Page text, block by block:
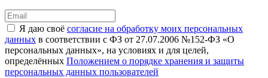
Я даю своё согласие на обработку моих персональных
данных в соответствии с ФЗ от 27.07.2006 №152-ФЗ «О
персональных данных», на условиях и для целей,
определённых Положением о порядке хранения и защиты
персональных данных пользователей